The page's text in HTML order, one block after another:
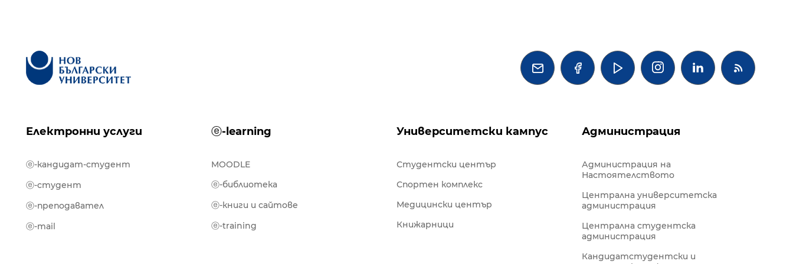
   
Електронни услуги ⓔ-learning Университетски кампус Администрация
ⓔ-кандидат-студент
ⓔ-студент
ⓔ-преподавател
ⓔ-mail
MOODLE
ⓔ-библиотека
ⓔ-книги и сайтове
ⓔ-training
Студентски център
Спортен комплекс
Медицински център
Книжарници
Администрация на
Настоятелството
Централна университетска
администрация
Централна студентска
администрация
Кандидатстудентски и